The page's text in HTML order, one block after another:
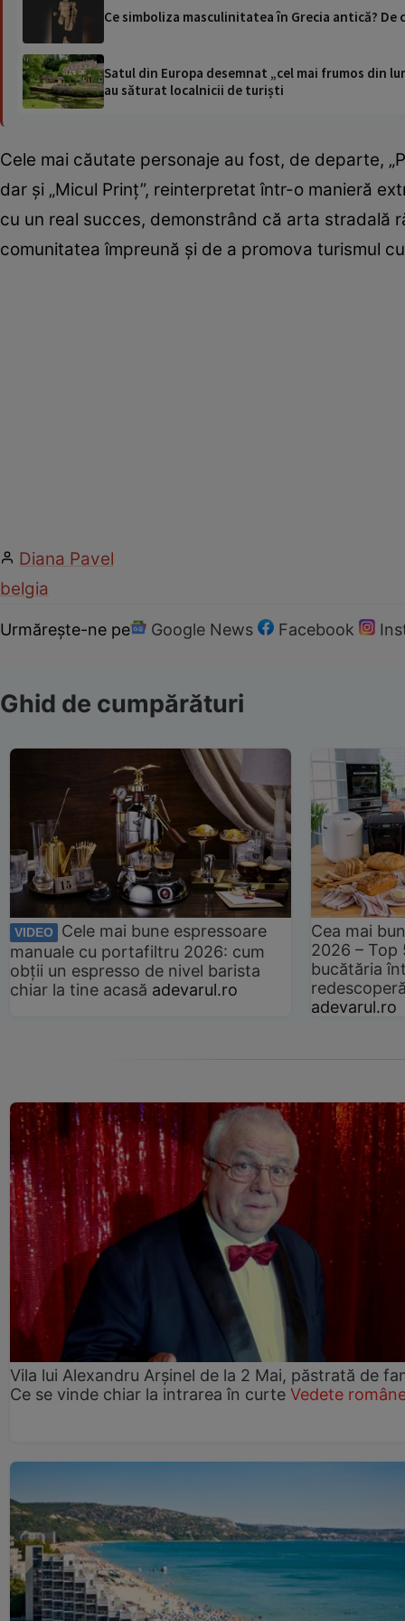
Ce simboliza masculinitatea în Grecia antică?
Satul din Europa desemnat „cel mai frumos din
au săturat localnicii de turiști
Cele mai căutate personaje au fost, de departe,
dar și „Micul Prinț”, reinterpretat într-o manieră
cu un real succes, demonstrând că arta stradală
comunitatea împreună și de a promova turismul
Diana Pavel
belgia
Urmărește-ne pe Google News Facebook
Ghid de cumpărături
VIDEO
Cele mai bune espressoare
manuale cu portafiltru 2026: cum
obții un espresso de nivel barista
chiar la tine acasă adevarul.ro
Cea mai
2026 –
bucătăria
adevarul.ro
Vila lui Alexandru Arșinel de la 2 Mai, păstrată de
Ce se vinde chiar la intrarea în curte Vedete